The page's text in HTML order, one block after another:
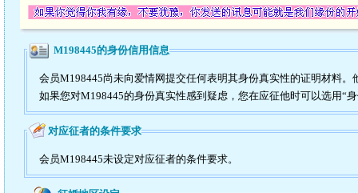
M198445的身份信用信息
会员M198445尚未向爱情网提交任何表明其身份真实性的证明材料。
如果您对M198445的身份真实性感到疑虑，您在应征他时可以选用“
对应征者的条件要求
会员M198445未设定对应征者的条件要求。